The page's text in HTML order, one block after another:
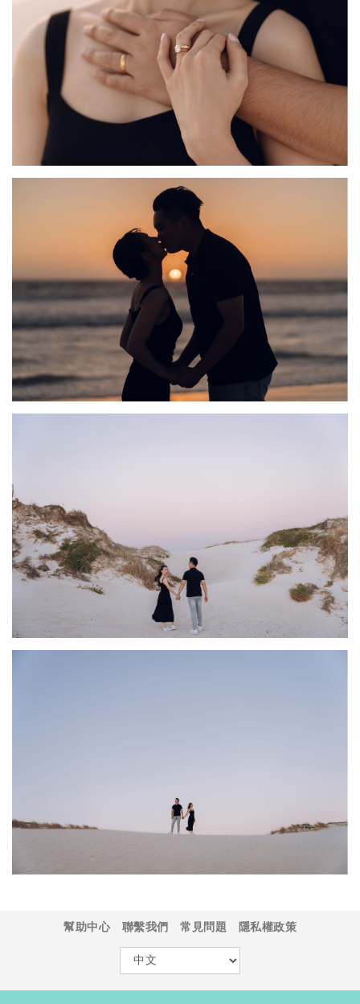
幫助中心 聯繫我們 常見問題 隱私權政策